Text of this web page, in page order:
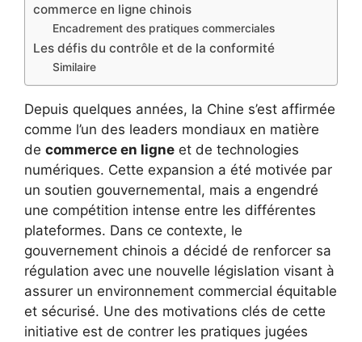
commerce en ligne chinois
Encadrement des pratiques commerciales
Les défis du contrôle et de la conformité
Similaire
Depuis quelques années, la Chine s’est affirmée
comme l’un des leaders mondiaux en matière
de commerce en ligne et de technologies
numériques. Cette expansion a été motivée par
un soutien gouvernemental, mais a engendré
une compétition intense entre les différentes
plateformes. Dans ce contexte, le
gouvernement chinois a décidé de renforcer sa
régulation avec une nouvelle législation visant à
assurer un environnement commercial équitable
et sécurisé. Une des motivations clés de cette
initiative est de contrer les pratiques jugées